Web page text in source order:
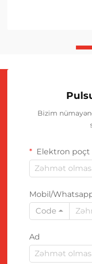
Bizim
Elektron poçt
Mobil/
Code
Ad